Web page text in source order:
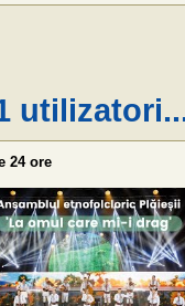
24 ore